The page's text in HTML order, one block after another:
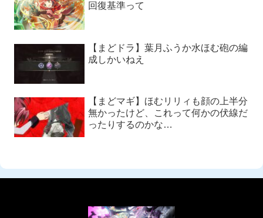
回復基準って
【まどドラ】葉月ふうか水ほむ砲の編
成しかいねえ
【まどマギ】ほむリリィも顔の上半分
無かったけど、これって何かの伏線だ
ったりするのかな…